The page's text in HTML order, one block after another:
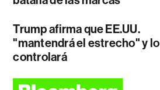
Trump afirma que EE.UU.
"mantendrá el estrecho" y lo
controlará